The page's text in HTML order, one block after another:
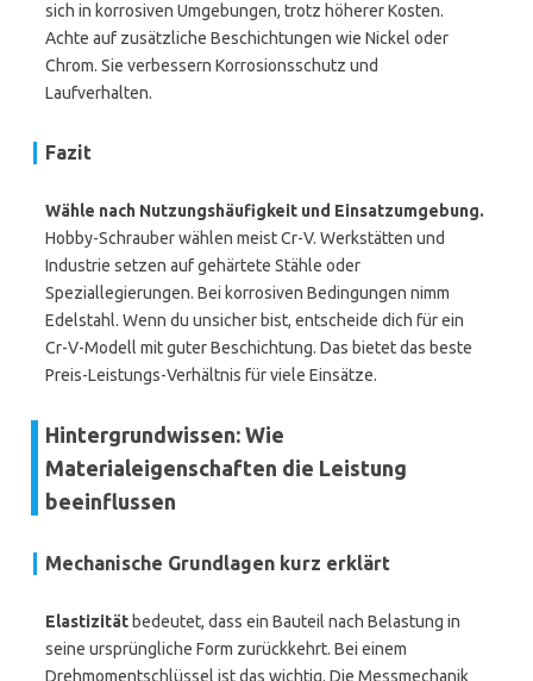
sich in korrosiven Umgebungen, trotz höherer Kosten.
Achte auf zusätzliche Beschichtungen wie Nickel oder
Chrom. Sie verbessern Korrosionsschutz und
Laufverhalten.
Fazit
Wähle nach Nutzungshäufigkeit und Einsatzumgebung.
Hobby-Schrauber wählen meist Cr-V. Werkstätten und
Industrie setzen auf gehärtete Stähle oder
Speziallegierungen. Bei korrosiven Bedingungen nimm
Edelstahl. Wenn du unsicher bist, entscheide dich für ein
Cr-V-Modell mit guter Beschichtung. Das bietet das beste
Preis-Leistungs-Verhältnis für viele Einsätze.
Hintergrundwissen: Wie
Materialeigenschaften die Leistung
beeinflussen
Mechanische Grundlagen kurz erklärt
Elastizität bedeutet, dass ein Bauteil nach Belastung in
seine ursprüngliche Form zurückkehrt. Bei einem
Drehmomentschlüssel ist das wichtig. Die Messmechanik